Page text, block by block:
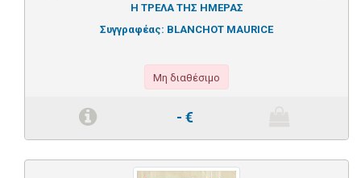
Η ΤΡΕΛΑ ΤΗΣ ΗΜΕΡΑΣ
Συγγραφέας: BLANCHOT MAURICE
Μη διαθέσιμο
- €